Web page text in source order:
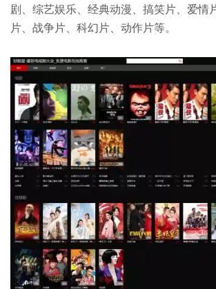
剧、综艺娱乐、经典动漫、搞笑片、爱情
片、战争片、科幻片、动作片等。